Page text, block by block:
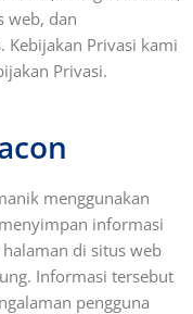
web, dan
Privasi kami
Privasi.
menggunakan
informasi
di situs web
Informasi tersebut
pengguna